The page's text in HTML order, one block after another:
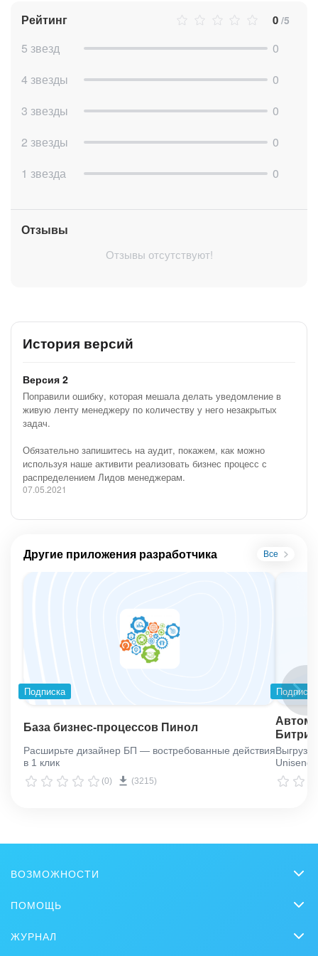
Рейтинг 0 /5
5 звезд
0
4 звезды
0
3 звезды
0
2 звезды
0
1 звезда
0
Отзывы
Отзывы отсутствуют!
История версий
Версия 2
Поправили ошибку, которая мешала делать уведомление в
живую ленту менеджеру по количеству у него незакрытых
задач.
Обязательно запишитесь на аудит, покажем, как можно
используя наше активити реализовать бизнес процесс с
распределением Лидов менеджерам.
07.05.2021
Другие приложения разработчика Все
Подписка
База бизнес-процессов Пинол
Расширьте дизайнер БП — востребованные действия
в 1 клик
(0) (3215)
Подписка
ВОЗМОЖНОСТИ
Онлайн-офис
Видеозвонки HD
ПОМОЩЬ
ЖУРНАЛ